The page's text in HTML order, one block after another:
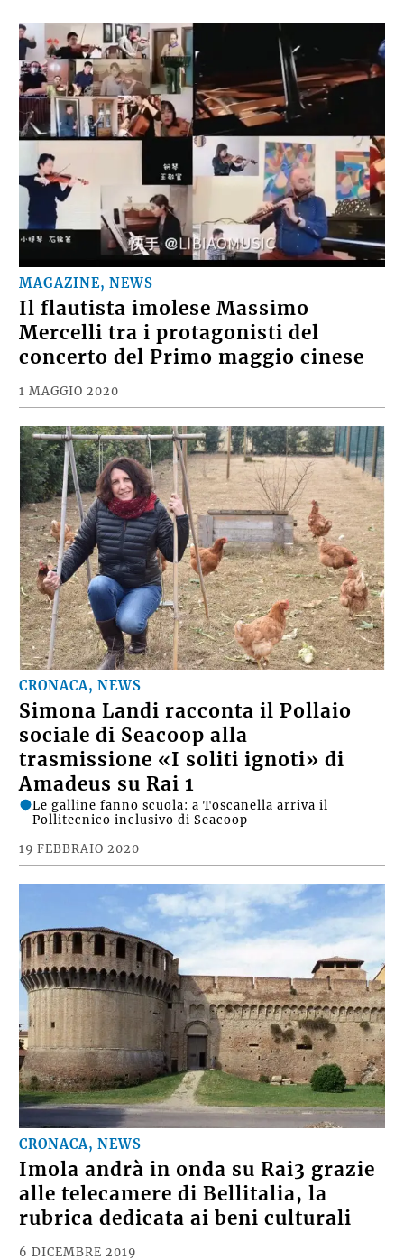
MAGAZINE, NEWS
Il flautista imolese Massimo
Mercelli tra i protagonisti del
concerto del Primo maggio cinese
1 MAGGIO 2020
CRONACA, NEWS
Simona Landi racconta il Pollaio
sociale di Seacoop alla
trasmissione «I soliti ignoti» di
Amadeus su Rai 1
19 FEBBRAIO 2020
Le galline fanno scuola: a Toscanella arriva il
Pollitecnico inclusivo di Seacoop
CRONACA, NEWS
Imola andrà in onda su Rai3 grazie
alle telecamere di Bellitalia, la
rubrica dedicata ai beni culturali
6 DICEMBRE 2019